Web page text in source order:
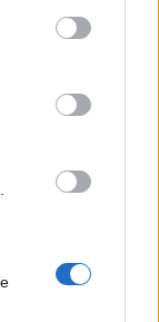
may click to
party tags to
below Google
a Olbia e in